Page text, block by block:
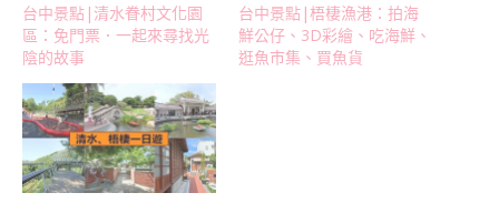
台中景點|清水眷村文化園
區：免門票．一起來尋找光
陰的故事
台中景點|梧棲漁港：拍海
鮮公仔、3D彩繪、吃海鮮、
逛魚市集、買魚貨